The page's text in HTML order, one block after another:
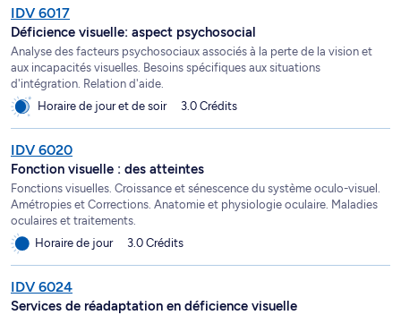
IDV 6017
Déficience visuelle: aspect psychosocial
Analyse des facteurs psychosociaux associés à la perte de la vision et
aux incapacités visuelles. Besoins spécifiques aux situations
d'intégration. Relation d'aide.
Horaire de jour et de soir
3.0 Crédits
IDV 6020
Fonction visuelle : des atteintes
Fonctions visuelles. Croissance et sénescence du système oculo-visuel.
Amétropies et Corrections. Anatomie et physiologie oculaire. Maladies
oculaires et traitements.
Horaire de jour
3.0 Crédits
IDV 6024
Services de réadaptation en déficience visuelle